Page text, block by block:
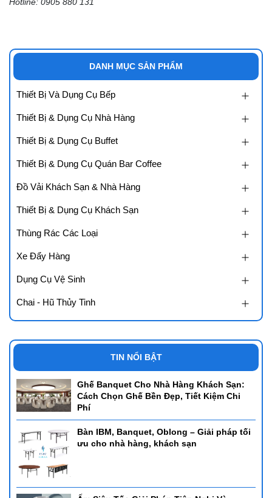
DANH MỤC SẢN PHẨM
Thiết Bị Và Dụng Cụ Bếp
Thiết Bị & Dụng Cụ Nhà Hàng
Thiết Bị & Dụng Cụ Buffet
Thiết Bị & Dụng Cụ Quán Bar Coffee
Đồ Vải Khách Sạn & Nhà Hàng
Thiết Bị & Dụng Cụ Khách Sạn
Thùng Rác Các Loại
Xe Đẩy Hàng
Dụng Cụ Vệ Sinh
Chai - Hũ Thủy Tinh
TIN NỔI BẬT
Ghế Banquet Cho Nhà Hàng Khách Sạn:
Cách Chọn Ghế Bền Đẹp, Tiết Kiệm Chi
Phí
Bàn IBM, Banquet, Oblong – Giải pháp tối
ưu cho nhà hàng, khách sạn